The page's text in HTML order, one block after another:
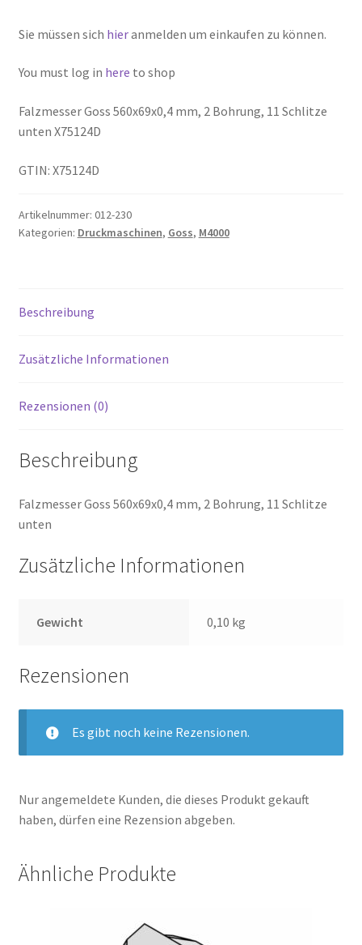
Sie müssen sich hieranmelden um einkaufen zu können.
You must log in here to shop
Falzmesser Goss 560x69x0,4 mm, 2 Bohrung, 11 Schlitze
unten X75124D
GTIN: X75124D
Artikelnummer: 012-230
Kategorien: Druckmaschinen, Goss, M4000
Beschreibung
Zusätzliche Informationen
Rezensionen (0)
Beschreibung
Falzmesser Goss 560x69x0,4 mm, 2 Bohrung, 11 Schlitze
unten
Zusätzliche Informationen
Gewicht 0,10 kg
Rezensionen
Es gibt noch keine Rezensionen.
Nur angemeldete Kunden, die dieses Produkt gekauft
haben, dürfen eine Rezension abgeben.
Ähnliche Produkte